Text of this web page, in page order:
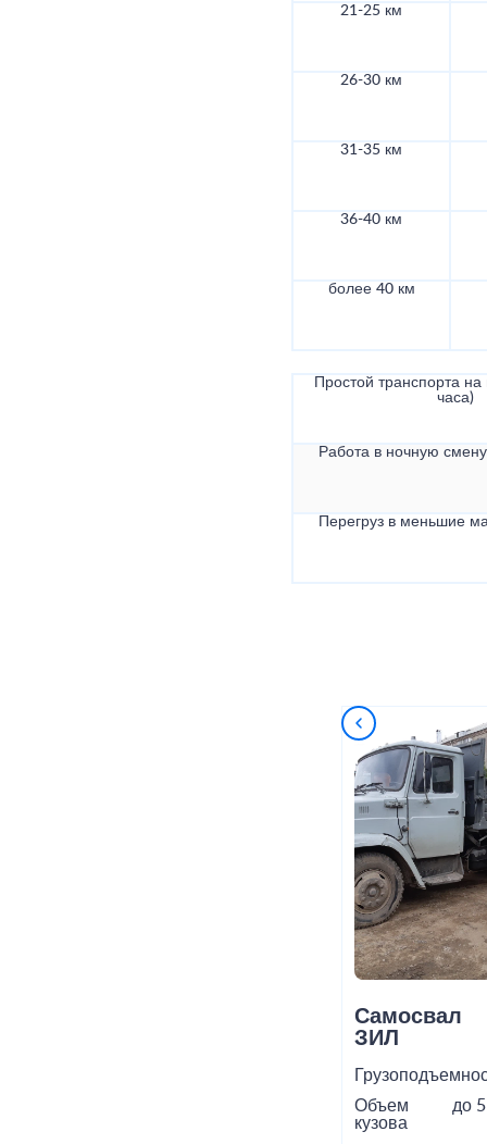
21-25 км
26-30 км
31-35 км
36-40 км
более 40 км
Простой транспорта на
часа)
Работа в ночную
Перегруз в меньшие
Самосвал
ЗИЛ
Объем
кузова
до